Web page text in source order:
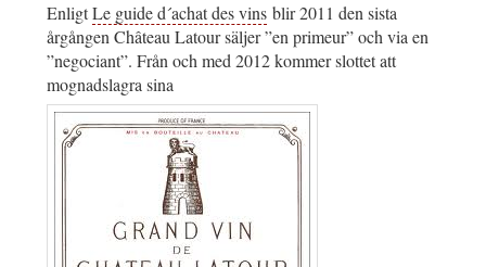
EnligtLe guide d´achat des vins blir 2011 den sista
årgången Château Latour säljer ”en primeur” och via en
”negociant”. Från och med 2012 kommer slottet att
mognadslagra sina